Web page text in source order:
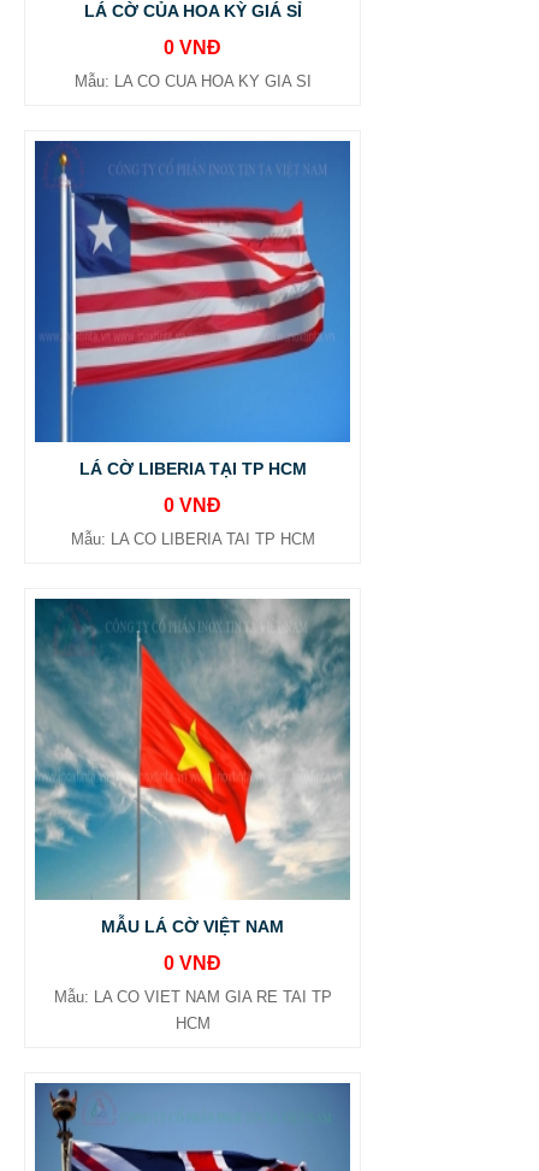
LÁ CỜ CỦA HOA KỲ GIÁ SỈ
0 VNĐ
Mẫu: LA CO CUA HOA KY GIA SI
LÁ CỜ LIBERIA TẠI TP HCM
0 VNĐ
Mẫu: LA CO LIBERIA TAI TP HCM
MẪU LÁ CỜ VIỆT NAM
0 VNĐ
Mẫu: LA CO VIET NAM GIA RE TAI TP
HCM